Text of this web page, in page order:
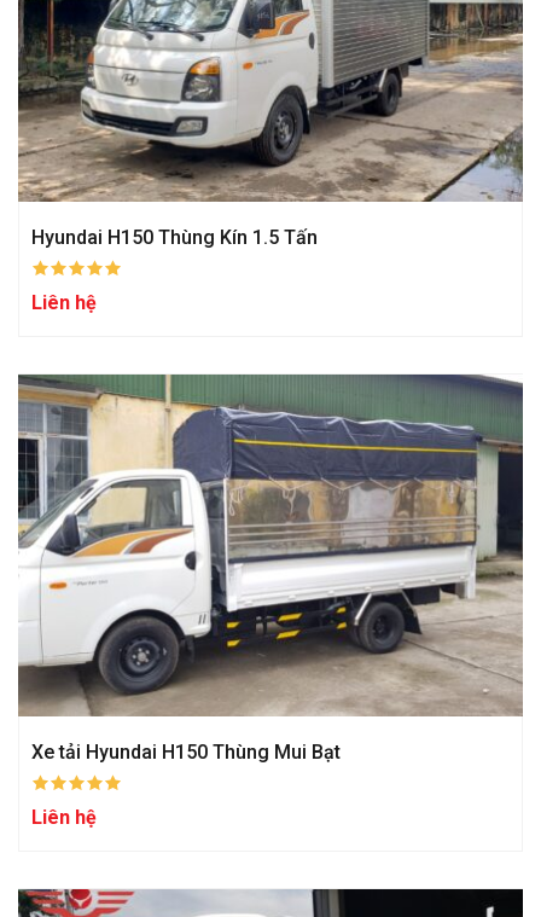
Hyundai H150 Thùng Kín 1.5 Tấn
Liên hệ
Xe tải Hyundai H150 Thùng Mui Bạt
Liên hệ